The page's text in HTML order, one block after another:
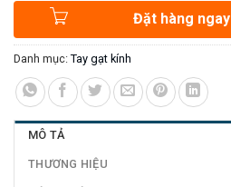
Đặt hàng ngay
Danh mục: Tay gạt kính
MÔ TẢ
THƯƠNG HIỆU